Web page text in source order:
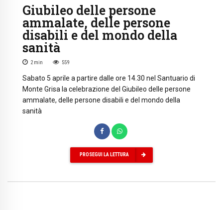
Giubileo delle persone
ammalate, delle persone
disabili e del mondo della
sanità
2 min 559
Sabato 5 aprile a partire dalle ore 14.30 nel Santuario di
Monte Grisa la celebrazione del Giubileo delle persone
ammalate, delle persone disabili e del mondo della
sanità
PROSEGUI LA LETTURA